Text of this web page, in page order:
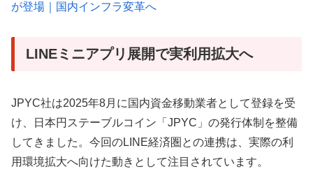
が登場｜国内インフラ変革へ
LINEミニアプリ展開で実利用拡大へ
JPYC社は2025年8月に国内資金移動業者として登録を受
け、日本円ステーブルコイン「JPYC」の発行体制を整備
してきました。今回のLINE経済圏との連携は、実際の利
用環境拡大へ向けた動きとして注目されています。